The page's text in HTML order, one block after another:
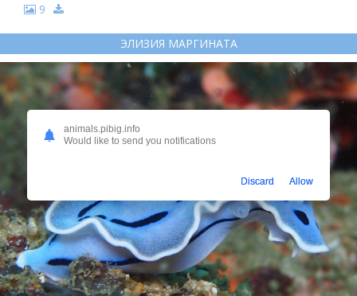
9
ЭЛИЗИЯ МАРГИНАТА
animals.pibig.info
Would like to send you notifications
Discard Allow